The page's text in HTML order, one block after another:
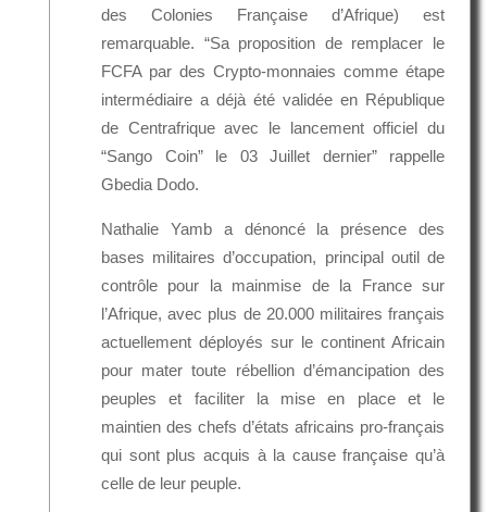
des Colonies Française d’Afrique) est
remarquable. “Sa proposition de remplacer le
FCFA par des Crypto-monnaies comme étape
intermédiaire a déjà été validée en République
de Centrafrique avec le lancement officiel du
“Sango Coin” le 03 Juillet dernier” rappelle
Gbedia Dodo.
Nathalie Yamb a dénoncé la présence des
bases militaires d’occupation, principal outil de
contrôle pour la mainmise de la France sur
l’Afrique, avec plus de 20.000 militaires français
actuellement déployés sur le continent Africain
pour mater toute rébellion d’émancipation des
peuples et faciliter la mise en place et le
maintien des chefs d’états africains pro-français
qui sont plus acquis à la cause française qu’à
celle de leur peuple.